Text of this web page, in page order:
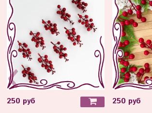
250 руб 250 руб